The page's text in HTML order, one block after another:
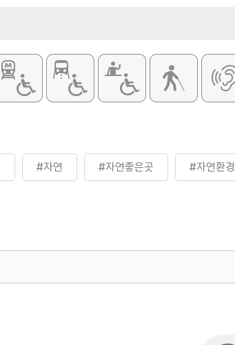
#자연 #자연좋은곳 #자연환경